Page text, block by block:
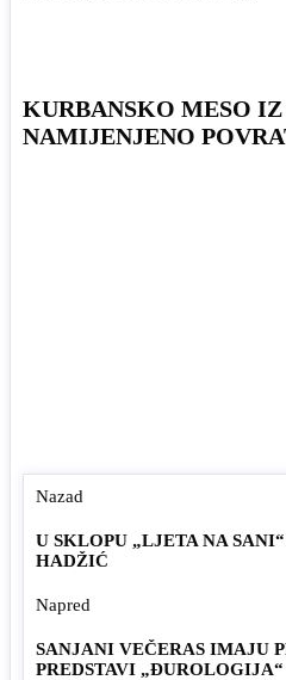
KURBANSKO MESO
NAMIJENJENO
Nazad
U SKLOPU „LJETA NA
HADŽIĆ
Napred
SANJANI VEČERAS IMAJU
PREDSTAVI „ĐUROLOGIJA“